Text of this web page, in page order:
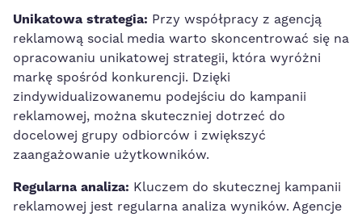
Unikatowa strategia: Przy ‍współpracy z ‍agencją
reklamową ‍social media⁢ warto ⁣skoncentrować się na
opracowaniu unikatowej ⁣strategii, która wyróżni
markę spośród konkurencji. Dzięki
zindywidualizowanemu ⁣podejściu​ do kampanii
‍reklamowej, można skuteczniej dotrzeć do
docelowej‌ grupy odbiorców i‍ zwiększyć
zaangażowanie użytkowników.
Regularna analiza: Kluczem do skutecznej kampanii⁤
reklamowej jest regularna⁤ analiza wyników.‌ Agencje